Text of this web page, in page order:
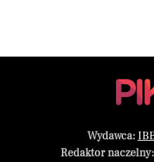
Wydawca:
Redaktor naczelny: